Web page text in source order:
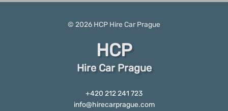
© 2026 HCP Hire Car Prague
HCP
Hire Car Prague
+420 212 241 723
info@hirecarprague.com